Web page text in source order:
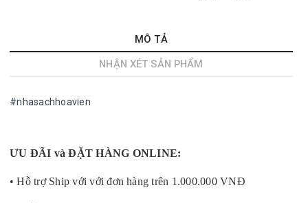
MÔ TẢ
NHẬN XÉT SẢN PHẨM
#nhasachhoavien
ƯU ĐÃI và ĐẶT HÀNG ONLINE:
• Hỗ trợ Ship với với đơn hàng trên 1.000.000 VNĐ